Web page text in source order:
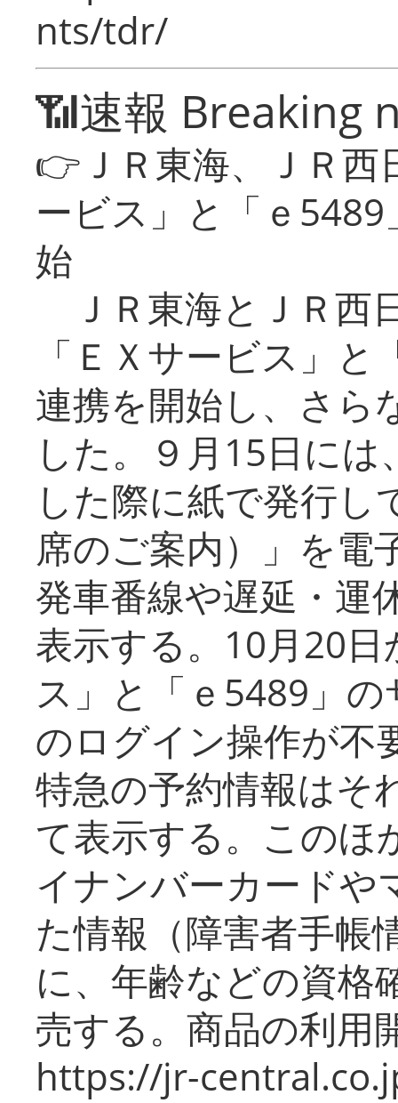
nts/tdr/
📶速報 Breaking
👉ＪＲ東海、ＪＲ
ービス」と「ｅ
始
ＪＲ東海とＪＲ西
「ＥＸサービス」
連携を開始し、さら
した。９月15日に
した際に紙で発行し
席のご案内）」を電
発車番線や遅延・運
表示する。10月20
ス」と「ｅ5489」
のログイン操作が不
特急の予約情報はそ
て表示する。このほ
イナンバーカードや
た情報（障害者手帳
に、年齢などの資格
売する。商品の利用
https://jr-